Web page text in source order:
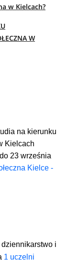
w Kielcach?
W
na kierunku
Kielcach
23 września
Kielce -
dziennikarstwo i
1 uczelni